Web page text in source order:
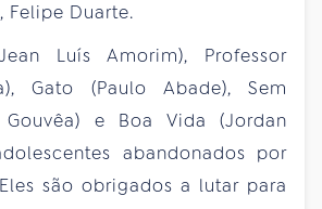
Felipe Duarte.
Luís Amorim), Professor
Gato (Paulo Abade), Sem
Gouvêa) e Boa Vida (Jordan
abandonados por
são obrigados a lutar para